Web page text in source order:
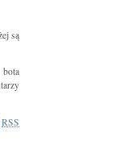
są
RSS